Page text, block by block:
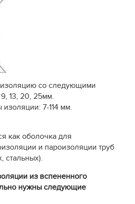
со следующими
13, 20, 25мм.
7-114 мм.
как оболочка для
и пароизоляции труб
стальных).
из вспененного
нужны следующие